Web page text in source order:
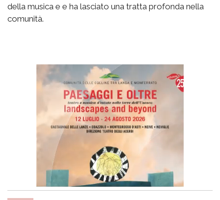
della musica e e ha lasciato una tratta profonda nella
comunità.